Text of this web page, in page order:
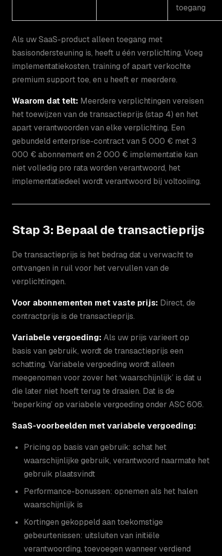
toegang
Als uw SaaS-product alleen toegang met
basisondersteuning is, heeft u één verplichting. Voeg
implementatiekosten, training of apart verkochte
premium support toe, en u heeft er meerdere.
Waarom dat telt: Meerdere verplichtingen vereisen
het toewijzen van de transactieprijs (stap 4) en het
apart verantwoorden van elke verplichting. Een
gebundeld enterprise-contract van 5 000 € met 3
000 € abonnement en 2 000 € implementatie kan
niet volledig pro rata worden verantwoord, het
implementatiedeel wordt verantwoord bij voltooiing.
Stap 3: Bepaal de transactieprijs
De transactieprijs is het bedrag dat u verwacht te
ontvangen in ruil voor het vervullen van de
verplichtingen.
Voor abonnementen met vaste prijs: Direct, de
contractprijs is de transactieprijs.
Variabele vergoeding: Als uw prijs varieert op
basis van gebruik, wordt de transactieprijs een
schatting. Variabele vergoeding wordt alleen
meegenomen voor zover het ‘waarschijnlijk’ is dat u
die later niet hoeft terug te draaien. Dat is de
‘beperking’ op variabele vergoeding onder ASC 606.
SaaS-voorbeelden met variabele vergoeding:
Pricing op basis van gebruik: schat het
waarschijnlijke gebruik, verantwoord naarmate het
gebruik plaatsvindt
Performance-bonussen: opnemen als het halen
waarschijnlijk is
Kortingen gekoppeld aan toekomstige
gebeurtenissen: uitsluiten van initiële
verantwoording, toevoegen wanneer verdiend